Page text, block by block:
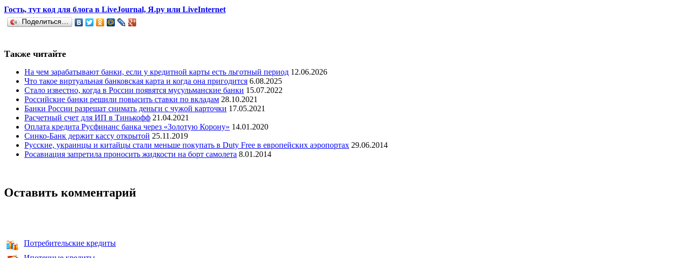
Гость, тут код для блога в LiveJournal, Я.ру или LiveInternet
Поделиться…
Также читайте
На чем зарабатывают банки, если у кредитной карты есть льготный период 12.06.2026
Что такое виртуальная банковская карта и когда она пригодится 6.08.2025
Стало известно, когда в России появятся мусульманские банки 15.07.2022
Российские банки решили повысить ставки по вкладам 28.10.2021
Банки России разрешат снимать деньги с чужой карточки 17.05.2021
Расчетный счет для ИП в Тинькофф 21.04.2021
Оплата кредита Русфинанс банка через «Золотую Корону» 14.01.2020
Синко-Банк держит кассу открытой 25.11.2019
Русские, украинцы и китайцы стали меньше покупать в Duty Free в европейских аэропортах 29.06.2014
Росавиация запретила проносить жидкости на борт самолета 8.01.2014
Оставить комментарий
Потребительские кредиты